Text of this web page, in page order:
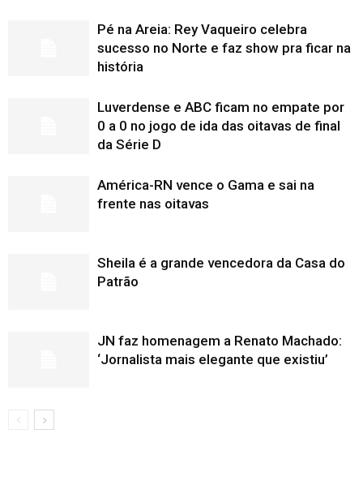
Pé na Areia: Rey Vaqueiro celebra
sucesso no Norte e faz show pra ficar na
história
Luverdense e ABC ficam no empate por
0 a 0 no jogo de ida das oitavas de final
da Série D
América-RN vence o Gama e sai na
frente nas oitavas
Sheila é a grande vencedora da Casa do
Patrão
JN faz homenagem a Renato Machado:
‘Jornalista mais elegante que existiu’